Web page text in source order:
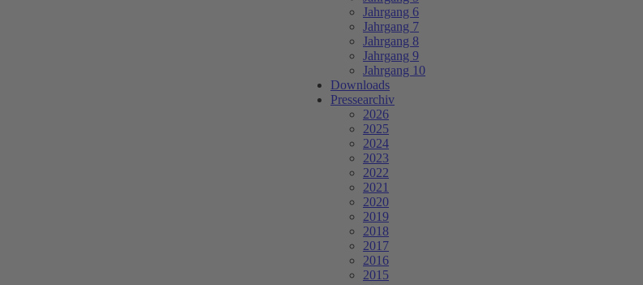
Jahrgang 6
Jahrgang 7
Jahrgang 8
Jahrgang 9
Jahrgang 10
Downloads
Pressearchiv
2026
2025
2024
2023
2022
2021
2020
2019
2018
2017
2016
2015